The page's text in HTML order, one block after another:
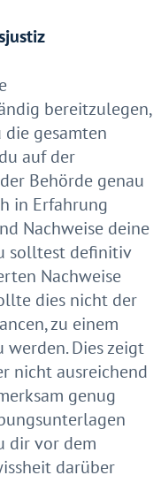
bereitzulegen,
die gesamten
auf der
Behörde genau
in Erfahrung
Nachweise deine
solltest definitiv
Nachweise
dies nicht der
zu einem
Dies zeigt
nicht ausreichend
genug
dir vor dem
darüber